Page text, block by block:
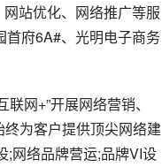
站优化、网络推广等服
首府6A#、光明电子商务
网+”开展网络营销、
为客户提供顶尖网络建
;网络品牌营运;品牌VI设